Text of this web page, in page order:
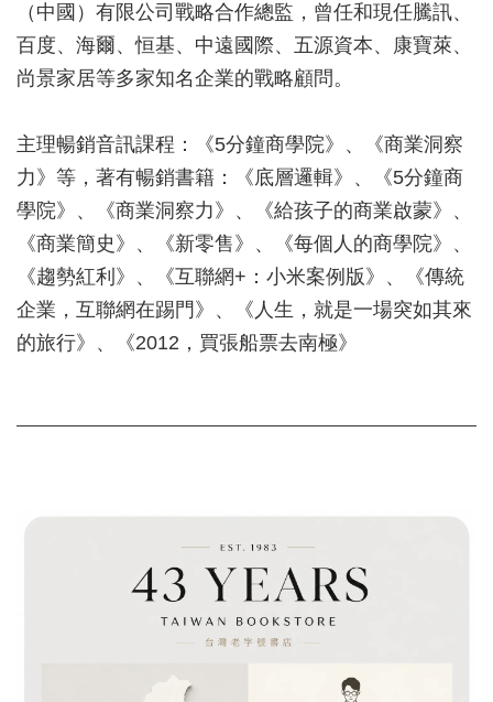
（中國）有限公司戰略合作總監，曾任和現任騰訊、
百度、海爾、恒基、中遠國際、五源資本、康寶萊、
尚景家居等多家知名企業的戰略顧問。
主理暢銷音訊課程：《5分鐘商學院》、《商業洞察
力》等，著有暢銷書籍：《底層邏輯》、《5分鐘商
學院》、《商業洞察力》、《給孩子的商業啟蒙》、
《商業簡史》、《新零售》、《每個人的商學院》、
《趨勢紅利》、《互聯網+：小米案例版》、《傳統
企業，互聯網在踢門》、《人生，就是一場突如其來
的旅行》、《2012，買張船票去南極》